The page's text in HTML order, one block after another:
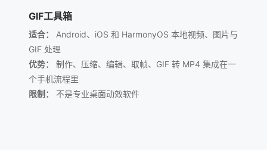
GIF工具箱
适合：
Android、iOS 和 HarmonyOS 本地视频、图片与
GIF 处理
优势：
制作、压缩、编辑、取帧、GIF 转 MP4 集成在一
个手机流程里
限制：
不是专业桌面动效软件